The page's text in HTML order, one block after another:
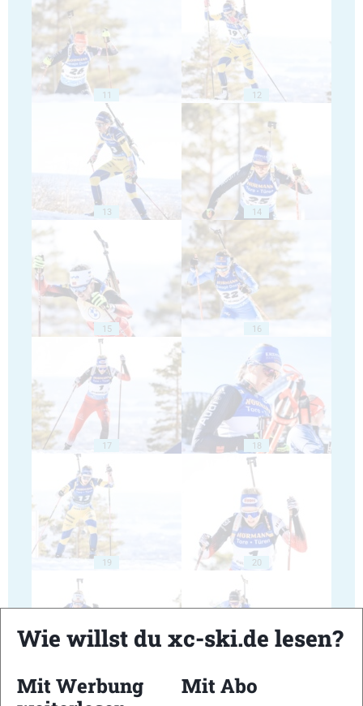
11 12
13 14
15 16
17 18
19 20
Wie willst du xc-ski.de lesen?
Mit Werbung
Mit Abo